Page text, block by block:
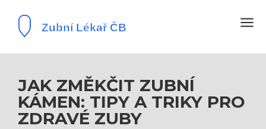
JAK ZMĚKČIT ZUBNÍ
KÁMEN: TIPY A TRIKY PRO
ZDRAVÉ ZUBY